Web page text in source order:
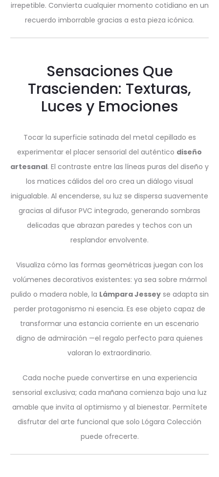
irrepetible. Convierta cualquier momento cotidiano en un
recuerdo imborrable gracias a esta pieza icónica.
Sensaciones Que
Trascienden: Texturas,
Luces y Emociones
Tocar la superficie satinada del metal cepillado es
experimentar el placer sensorial del auténtico diseño
artesanal. El contraste entre las líneas puras del diseño y
los matices cálidos del oro crea un diálogo visual
inigualable. Al encenderse, su luz se dispersa suavemente
gracias al difusor PVC integrado, generando sombras
delicadas que abrazan paredes y techos con un
resplandor envolvente.
Visualiza cómo las formas geométricas juegan con los
volúmenes decorativos existentes: ya sea sobre mármol
pulido o madera noble, la Lámpara Jesseyse adapta sin
perder protagonismo ni esencia. Es ese objeto capaz de
transformar una estancia corriente en un escenario
digno de admiración —el regalo perfecto para quienes
valoran lo extraordinario.
Cada noche puede convertirse en una experiencia
sensorial exclusiva; cada mañana comienza bajo una luz
amable que invita al optimismo y al bienestar. Permítete
disfrutar del arte funcional que solo Lógara Colección
puede ofrecerte.